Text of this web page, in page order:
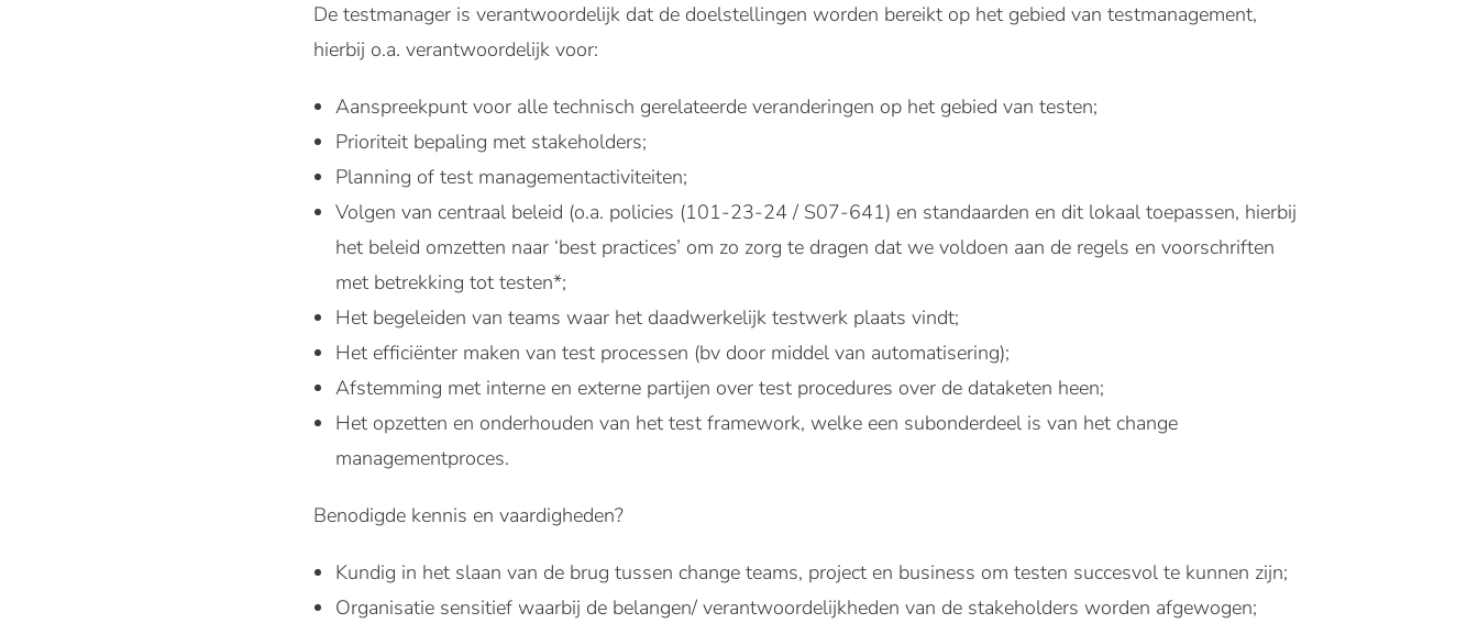
De testmanager is verantwoordelijk dat de doelstellingen worden bereikt op het gebied van testmanagement,
hierbij o.a. verantwoordelijk voor:
Aanspreekpunt voor alle technisch gerelateerde veranderingen op het gebied van testen;
Prioriteit bepaling met stakeholders;
Planning of test managementactiviteiten;
Volgen van centraal beleid (o.a. policies (101-23-24 / S07-641) en standaarden en dit lokaal toepassen, hierbij
het beleid omzetten naar ‘best practices’ om zo zorg te dragen dat we voldoen aan de regels en voorschriften
met betrekking tot testen*;
Het begeleiden van teams waar het daadwerkelijk testwerk plaats vindt;
Het efficiënter maken van test processen (bv door middel van automatisering);
Afstemming met interne en externe partijen over test procedures over de dataketen heen;
Het opzetten en onderhouden van het test framework, welke een subonderdeel is van het change
managementproces.
Benodigde kennis en vaardigheden?
Kundig in het slaan van de brug tussen change teams, project en business om testen succesvol te kunnen zijn;
Organisatie sensitief waarbij de belangen/ verantwoordelijkheden van de stakeholders worden afgewogen;